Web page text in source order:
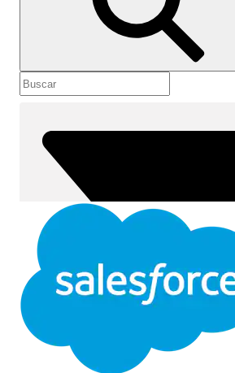
Mostrar índice de
materias
Índice de materias